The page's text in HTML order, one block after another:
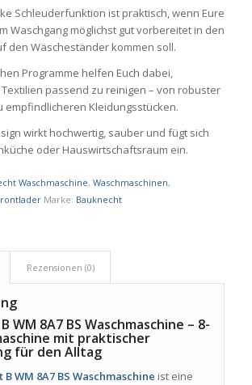
Schleuderfunktion ist praktisch, wenn Eure
Waschgang möglichst gut vorbereitet in den
den Wäscheständer kommen soll.
Programme helfen Euch dabei,
passend zu reinigen – von robuster
empfindlicheren Kleidungsstücken.
wirkt hochwertig, sauber und fügt sich
oder Hauswirtschaftsraum ein.
Waschmaschine, Waschmaschinen,
Marke: Bauknecht
Rezensionen (0)
WM 8A7 BS Waschmaschine – 8-
mit praktischer
für den Alltag
B WM 8A7 BS Waschmaschine ist eine